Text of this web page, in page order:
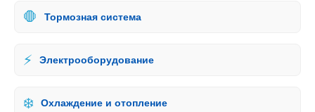
🛑 Тормозная система
⚡ Электрооборудование
❄️ Охлаждение и отопление